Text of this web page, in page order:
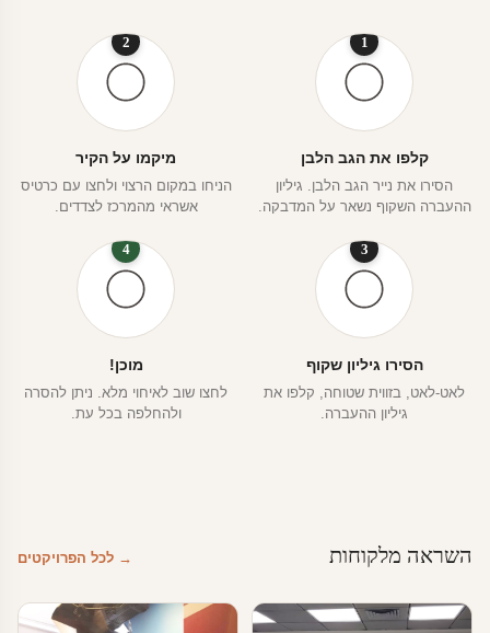
1
קלפו את הגב הלבן
הסירו את נייר הגב הלבן. גיליון
ההעברה השקוף נשאר על המדבקה.
2
מיקמו על הקיר
הניחו במקום הרצוי ולחצו עם כרטיס
אשראי מהמרכז לצדדים.
3
הסירו גיליון שקוף
לאט-לאט, בזווית שטוחה, קלפו את
גיליון ההעברה.
4
מוכן!
לחצו שוב לאיחוי מלא. ניתן להסרה
ולהחלפה בכל עת.
השראה מלקוחות → לכל הפרויקטים